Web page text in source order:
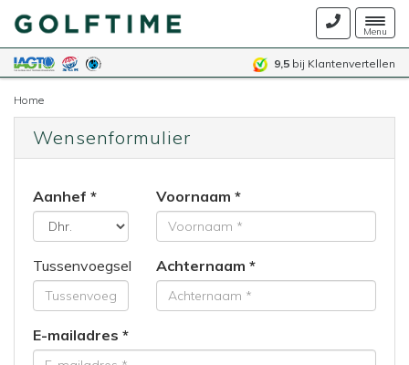
Menu
9,5 bij Klantenvertellen
Home
Wensenformulier
Aanhef Voornaam
Tussenvoegsel Achternaam
E-mailadres